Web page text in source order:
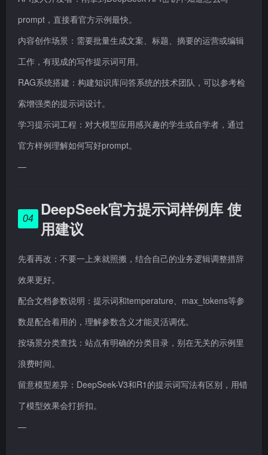
prompt，直接看官方示例最快。
内容创作场景：需要批量生成文案、标题、摘要的运营或编辑
工作，有现成的写作提示词可用。
RAG系统搭建：构建知识库问答系统的技术团队，可以参考检
索增强类的提示词设计。
学习提示词工程：对大模型应用感兴趣的学生或自学者，通过
官方样例理解如何写好prompt。
—
04
DeepSeek官方提示词样例库 使
用建议
先看再改：不要一上来就照搬，结合自己的业务逻辑调整措辞
效果更好。
配合文档参数说明：提示词和temperature、max_tokens等参
数是配合着用的，理解参数含义才能灵活调优。
按场景分类查找：站点有明确的分类目录，别在无关的示例里
浪费时间。
留意模型差异：DeepSeek-V3和R1的提示词写法有区别，用错
了模型效果会打折扣。
—